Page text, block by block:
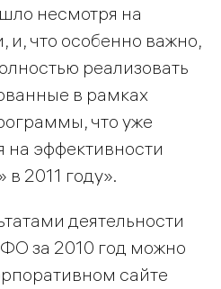
несмотря на
и, что особенно важно,
реализовать
в рамках
что уже
на эффективности
2011 году».
деятельности
за 2010 год можно
сайте